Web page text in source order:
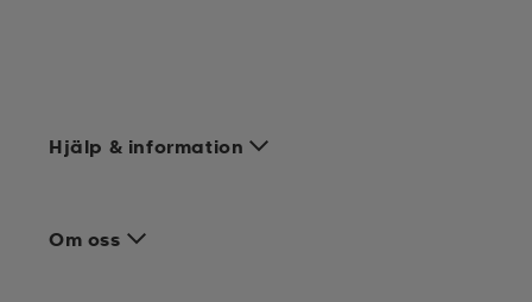
Hjälp & information
Om oss